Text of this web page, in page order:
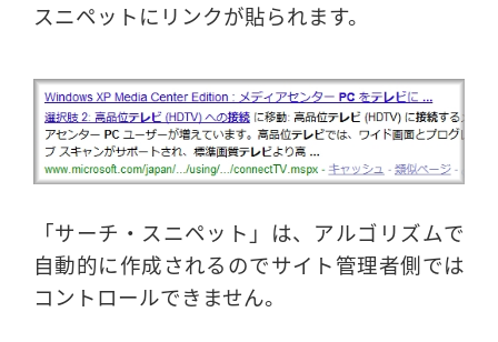
スニペットにリンクが貼られます。
「サーチ・スニペット」は、アルゴリズムで
自動的に作成されるのでサイト管理者側では
コントロールできません。